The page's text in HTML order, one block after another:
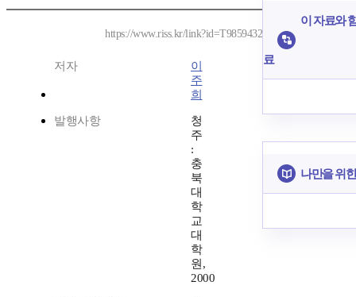
https://www.riss.kr/link?id=T9859432
저자
이
주
희
발행사항
청
주
:
충
북
대
학
교
대
학
원,
2000
이 자료와
료
나만을 위